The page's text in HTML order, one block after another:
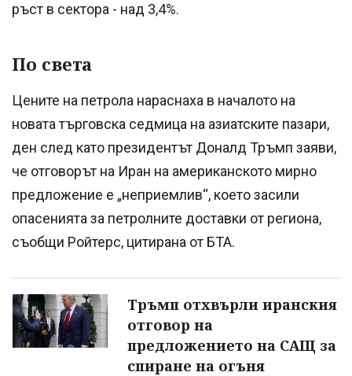
ръст в сектора - над 3,4%.
По света
Цените на петрола нараснаха в началото на
новата търговска седмица на азиатските пазари,
ден след като президентът Доналд Тръмп заяви,
че отговорът на Иран на американското мирно
предложение е „неприемлив“, което засили
опасенията за петролните доставки от региона,
съобщи Ройтерс, цитирана от БТА.
Тръмп отхвърли иранския
отговор на
предложението на САЩ за
спиране на огъня